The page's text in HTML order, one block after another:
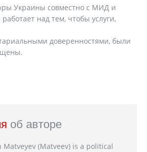
Украины совместно с МИД и
над тем, чтобы услуги,
доверенностями, были
об авторе
(Matveev) is a political